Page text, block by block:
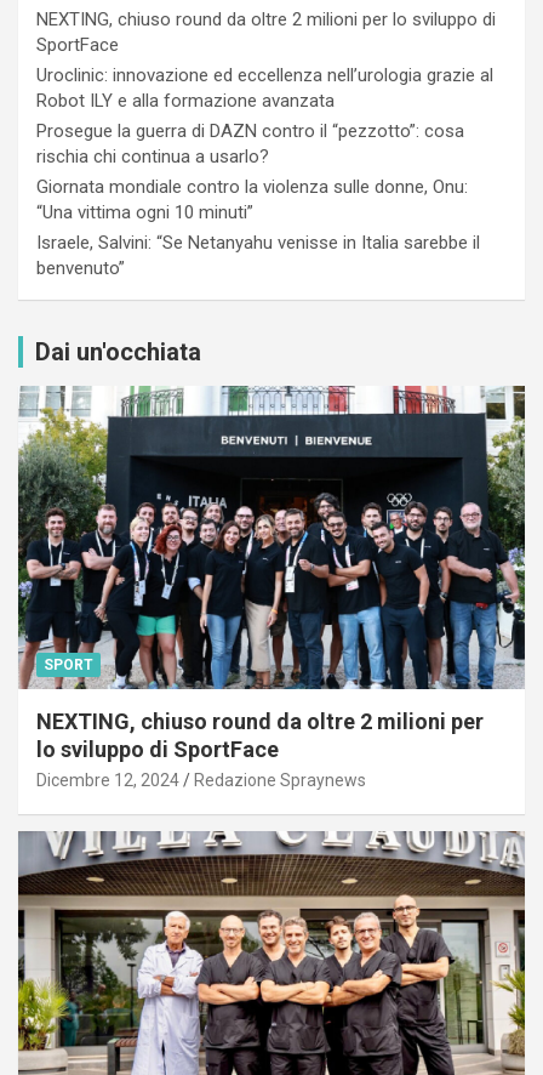
NEXTING, chiuso round da oltre 2 milioni per lo sviluppo di
SportFace
Uroclinic: innovazione ed eccellenza nell’urologia grazie al
Robot ILY e alla formazione avanzata
Prosegue la guerra di DAZN contro il “pezzotto”: cosa
rischia chi continua a usarlo?
Giornata mondiale contro la violenza sulle donne, Onu:
“Una vittima ogni 10 minuti”
Israele, Salvini: “Se Netanyahu venisse in Italia sarebbe il
benvenuto”
Dai un'occhiata
SPORT
NEXTING, chiuso round da oltre 2 milioni per
lo sviluppo di SportFace
Dicembre 12, 2024 Redazione Spraynews